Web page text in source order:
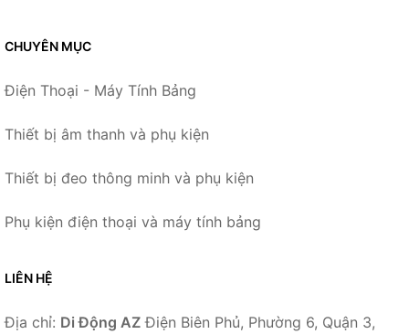
CHUYÊN MỤC
Điện Thoại - Máy Tính Bảng
Thiết bị âm thanh và phụ kiện
Thiết bị đeo thông minh và phụ kiện
Phụ kiện điện thoại và máy tính bảng
LIÊN HỆ
Địa chỉ: Di Động AZ Điện Biên Phủ, Phường 6, Quận 3,